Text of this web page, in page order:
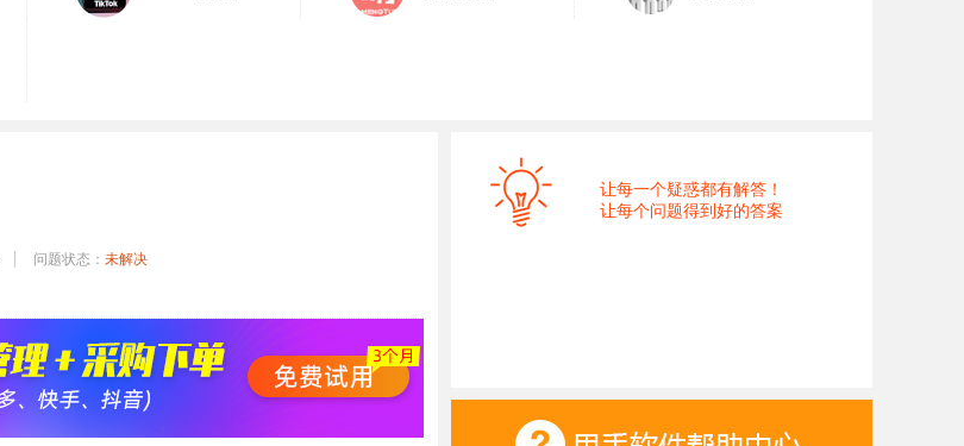
问题状态： 未解决
让每一个疑惑都有解答！
让每个问题得到好的答案